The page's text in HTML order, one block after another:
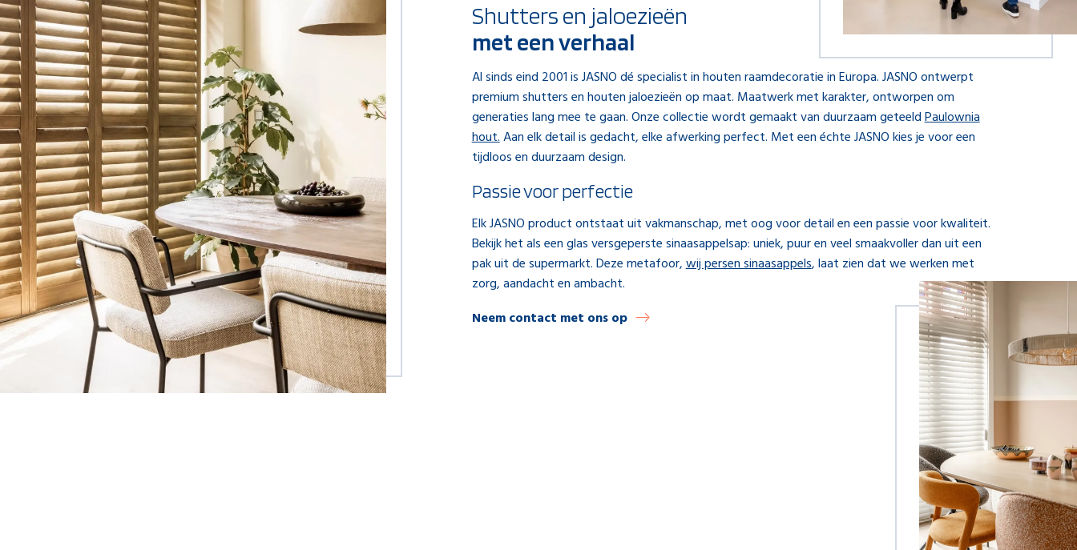
Shutters en jaloezieën
met een verhaal
Al sinds eind 2001 is JASNO dé specialist in houten raamdecoratie in Europa. JASNO ontwerpt
premium shutters en houten jaloezieën op maat. Maatwerk met karakter, ontworpen om
generaties lang mee te gaan. Onze collectie wordt gemaakt van duurzaam geteeldPaulownia
hout.Aan elk detail is gedacht, elke afwerking perfect. Met een échte JASNO kies je voor een
tijdloos en duurzaam design.
Passie voor perfectie
Elk JASNO product ontstaat uit vakmanschap, met oog voor detail en een passie voor kwaliteit.
Bekijk het als een glas versgeperste sinaasappelsap: uniek, puur en veel smaakvoller dan uit een
pak uit de supermarkt. Deze metafoor,wij persen sinaasappels, laat zien dat we werken met
zorg, aandacht en ambacht.
Neem contact met ons op